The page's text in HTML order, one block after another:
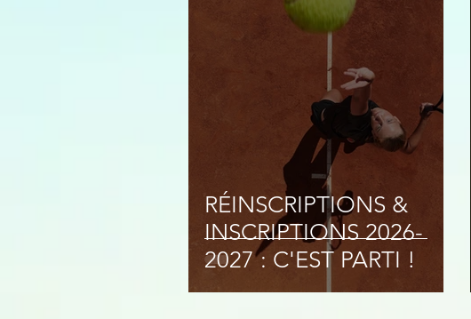
RÉINSCRIPTIONS &
INSCRIPTIONS 2026-
2027 : C'EST PARTI !